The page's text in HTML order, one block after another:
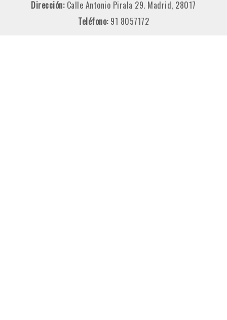
Dirección: Calle Antonio Pirala 29. Madrid, 28017
Teléfono: 91 8057172